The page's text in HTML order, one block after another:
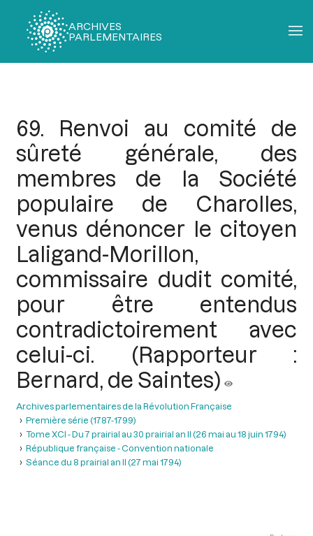
ARCHIVES
PARLEMENTAIRES
69. Renvoi au comité de
sûreté générale, des
membres de la Société
populaire de Charolles,
venus dénoncer le citoyen
Laligand-Morillon,
commissaire dudit comité,
pour être entendus
contradictoirement avec
celui-ci. (Rapporteur :
Bernard, de Saintes)
Archives parlementaires de la Révolution Française
Première série (1787-1799)
Tome XCI - Du 7 prairial au 30 prairial an II (26 mai au 18 juin 1794)
République française - Convention nationale
Séance du 8 prairial an II (27 mai 1794)